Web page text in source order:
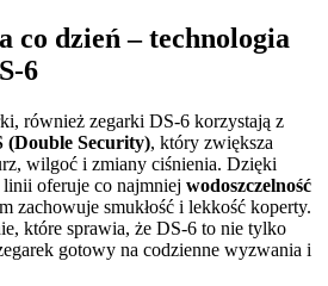
co dzień – technologia
6
również zegarki DS-6 korzystają z
(Double Security), który zwiększa
wilgoć i zmiany ciśnienia. Dzięki
oferuje co najmniej wodoszczelność
zachowuje smukłość i lekkość koperty.
które sprawia, że DS-6 to nie tylko
gotowy na codzienne wyzwania i